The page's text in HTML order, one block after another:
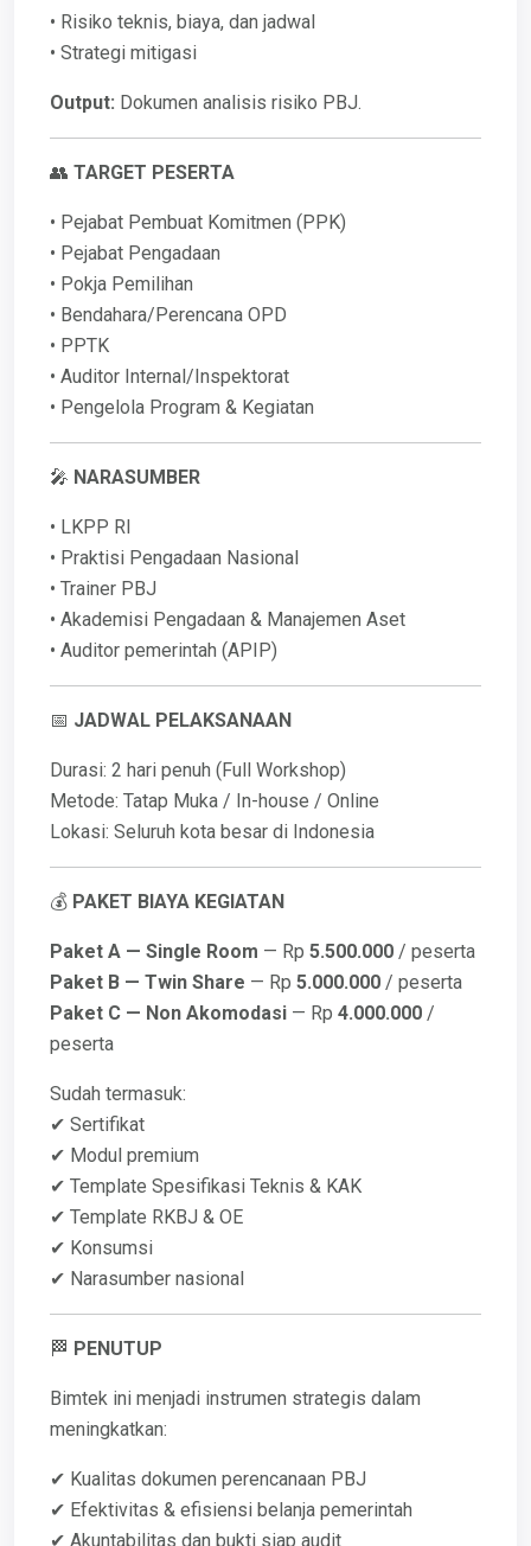
• Risiko teknis, biaya, dan jadwal
• Strategi mitigasi
Output: Dokumen analisis risiko PBJ.
👥 TARGET PESERTA
• Pejabat Pembuat Komitmen (PPK)
• Pejabat Pengadaan
• Pokja Pemilihan
• Bendahara/Perencana OPD
• PPTK
• Auditor Internal/Inspektorat
• Pengelola Program & Kegiatan
🎤 NARASUMBER
• LKPP RI
• Praktisi Pengadaan Nasional
• Trainer PBJ
• Akademisi Pengadaan & Manajemen Aset
• Auditor pemerintah (APIP)
📅 JADWAL PELAKSANAAN
Durasi: 2 hari penuh (Full Workshop)
Metode: Tatap Muka / In-house / Online
Lokasi: Seluruh kota besar di Indonesia
💰 PAKET BIAYA KEGIATAN
Paket A — Single Room — Rp 5.500.000 / peserta
Paket B — Twin Share — Rp 5.000.000 / peserta
Paket C — Non Akomodasi — Rp 4.000.000 /
peserta
Sudah termasuk:
✔ Sertifikat
✔ Modul premium
✔ Template Spesifikasi Teknis & KAK
✔ Template RKBJ & OE
✔ Konsumsi
✔ Narasumber nasional
🏁 PENUTUP
Bimtek ini menjadi instrumen strategis dalam
meningkatkan:
✔ Kualitas dokumen perencanaan PBJ
✔ Efektivitas & efisiensi belanja pemerintah
✔ Akuntabilitas dan bukti siap audit